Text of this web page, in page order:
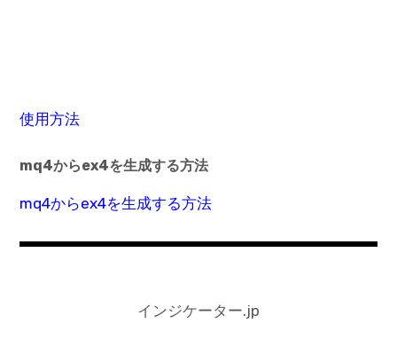
使用方法
mq4からex4を生成する方法
mq4からex4を生成する方法
インジケーター.jp